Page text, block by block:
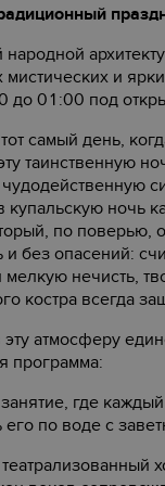
и
до 01:00 под
самый день,
таинственную
ночь
по поверью,
без опасений:
нечисть,
костра всегда
атмосферу
программа:
где
его по воде с